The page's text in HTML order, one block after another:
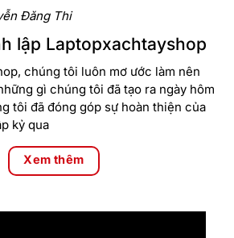
Đăng Thi
lập Laptopxachtayshop
chúng tôi luôn mơ ước làm nên
gì chúng tôi đã tạo ra ngày hôm
tôi đã đóng góp sự hoàn thiện của
kỷ qua
Xem thêm